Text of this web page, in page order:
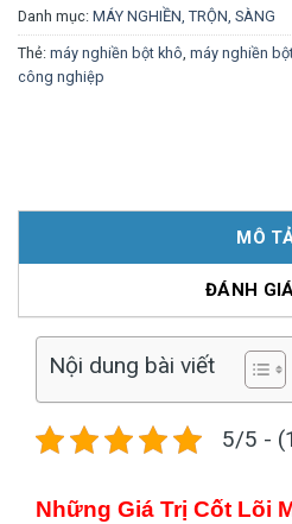
Danh mục: MÁY NGHIỀN, TRỘN, SÀNG
Thẻ: máy nghiền bột khô, máy nghiền
công nghiệp
MÔ
ĐÁNH
Nội dung bài viết
5/5 -
Những Giá Trị Cốt Lõi